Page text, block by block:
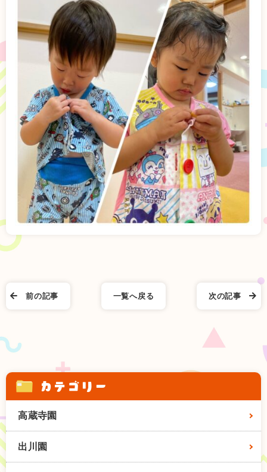
次の記事
一覧へ戻る
前の記事
カテゴリー
高蔵寺園
出川園